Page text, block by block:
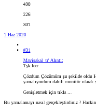
490
226
301
1 Haz 2020
#31
Mavisakal_tr' Alıntı:
Tşk.leer
Çözdüm Çözümüm şu şekilde oldu
yamalıyordum dahili monitör olarak
Genişletmek için tıkla ...
Bu yamalamayı nasıl gerçekleştirdiniz ?